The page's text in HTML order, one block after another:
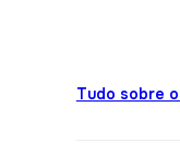
Tudo sobre